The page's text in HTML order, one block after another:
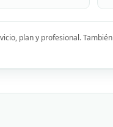
plan y profesional.